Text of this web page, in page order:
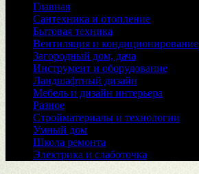
Главная
Сантехника и отопление
Бытовая техника
Вентиляция и кондиционирование
Загородный дом, дача
Инструмент и оборудование
Ландшафтный дизайн
Мебель и дизайн интерьера
Разное
Стройматериалы и технологии
Умный дом
Школа ремонта
Электрика и слаботочка